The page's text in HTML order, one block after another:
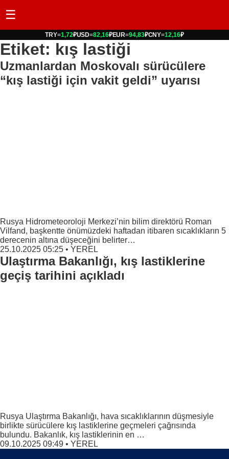
☰
TRY=1,72₽USD=82,16₽EUR=94,83₽CNY=12,16₽
Etiket: kış lastiği
Uzmanlardan Moskovalı sürücülere
“kış lastiği için vakit geldi” uyarısı
Rusya Hidrometeoroloji Merkezi’nin bilim direktörü Roman
Vilfand, başkentte önümüzdeki haftadan itibaren sıcaklıkların 5
derecenin altına düşeceğini belirter…
25.10.2025 05:25 • YEREL
Ulaştırma Bakanlığı, kış lastiklerine
geçiş tarihini açıkladı
Rusya Ulaştırma Bakanlığı, hava sıcaklıklarının düşmesiyle
birlikte sürücülere kış lastiklerine geçmeleri çağrısında
bulundu. Bakanlık, kış lastiklerinin en …
09.10.2025 09:49 • YEREL